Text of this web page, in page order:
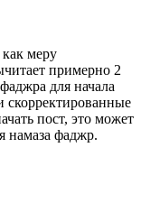
меру
примерно 2
для начала
скорректированные
пост, это может
намаза фаджр.